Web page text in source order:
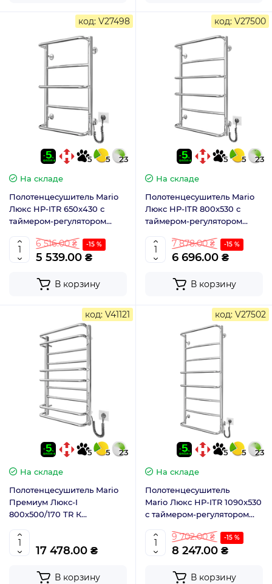
код: V27498
5 5
23
На складе
Полотенцесушитель Mario
Люкс HP-ITR 650x430 с
таймером-регулятором
6 516.00 ₴ -15 %
5 539.00 ₴
В корзину
код: V27500
5 5
23
На складе
Полотенцесушитель Mario
Люкс HP-ITR 800x530 с
таймером-регулятором
7 878.00 ₴ -15 %
6 696.00 ₴
В корзину
код: V41121
5 5
23
На складе
Полотенцесушитель Mario
Премиум Люкс-I
800х500/170 TR К
регулятором
17 478.00 ₴
В корзину
код: V27502
5 5
23
На складе
Полотенцесушитель
Mario Люкс HP-ITR 1090x530
с таймером-регулятором
9 702.00 ₴ -15 %
8 247.00 ₴
В корзину